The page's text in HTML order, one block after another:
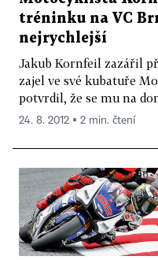
tréninku na VC
nejrychlejší
Jakub Kornfeil zazářil
zajel ve své kubatuře
potvrdil, že se mu na
24. 8. 2012 ▪ 2 min. čtení